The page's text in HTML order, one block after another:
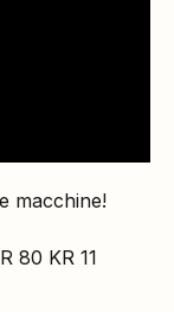
macchine!
80 KR 11